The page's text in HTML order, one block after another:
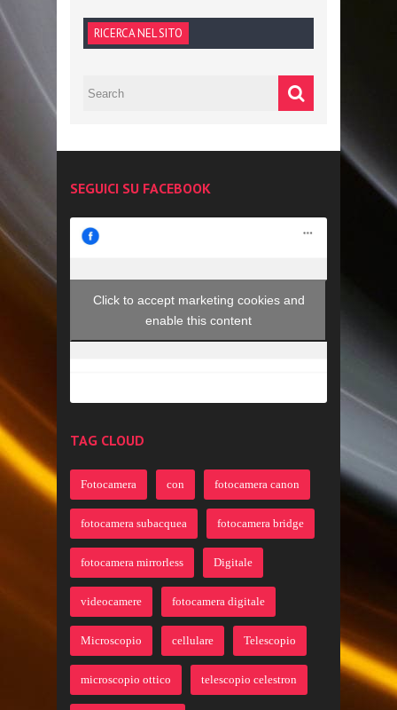
RICERCA NEL SITO
SEGUICI SU FACEBOOK
Click to accept marketing cookies and
enable this content
TAG CLOUD
Fotocamera con fotocamera canon
fotocamera subacquea fotocamera bridge
fotocamera mirrorless Digitale
videocamere fotocamera digitale
Microscopio cellulare Telescopio
microscopio ottico telescopio celestron